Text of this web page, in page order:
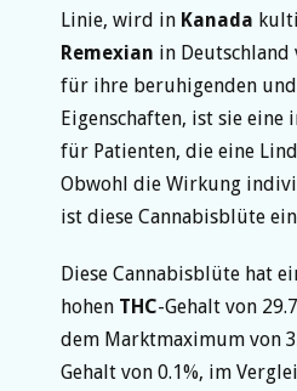
Linie, wird in Kanada
Remexian in Deutschland
für ihre beruhigenden
Eigenschaften, ist sie eine
für Patienten, die eine
Obwohl die Wirkung
ist diese Cannabisblüte
Diese Cannabisblüte hat
hohen THC-Gehalt von
dem Marktmaximum von
Gehalt von 0.1%, im